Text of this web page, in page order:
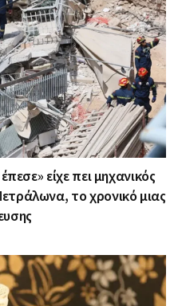
είχε πει μηχανικός
το χρονικό μιας